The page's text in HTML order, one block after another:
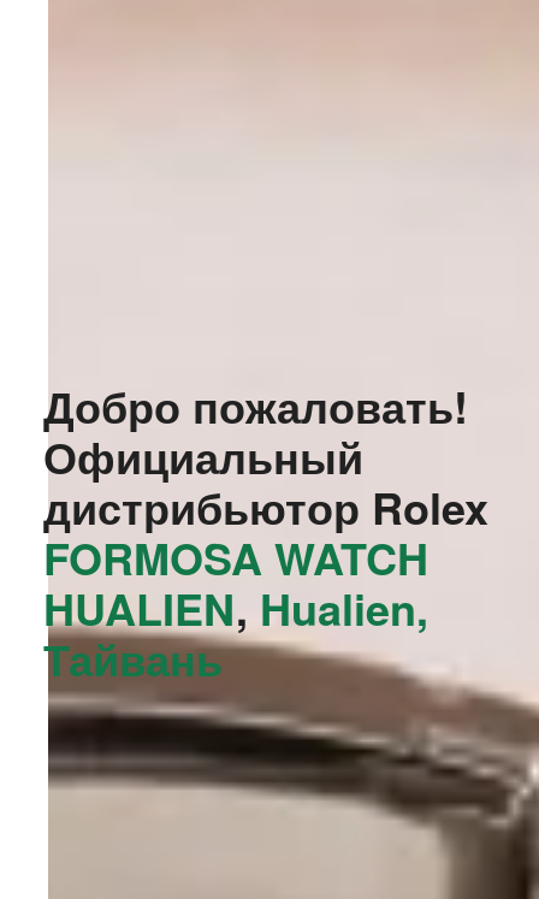
Добро пожаловать!
Официальный
дистрибьютор Rolex
‭FORMOSA WATCH
HUALIEN‬, Hualien,
Тайвань